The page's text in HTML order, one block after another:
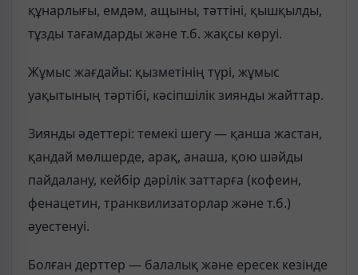
құнарлығы, емдәм, ащыны, тәттіні, қышқылды,
тұзды тағамдарды және т.б. жақсы көруі.
Жұмыс жағдайы: қызметінің түрі, жұмыс
уақытының тәртібі, кәсіпшілік зиянды жайттар.
Зиянды әдеттері: темекі шегу — қанша жастан,
қандай мөлшерде, арақ, анаша, қою шәйды
пайдалану, кейбір дәрілік заттарға (кофеин,
фенацетин, транквилизаторлар және т.б.)
әуестенуі.
Болған дерттер — балалық және ересек кезінде